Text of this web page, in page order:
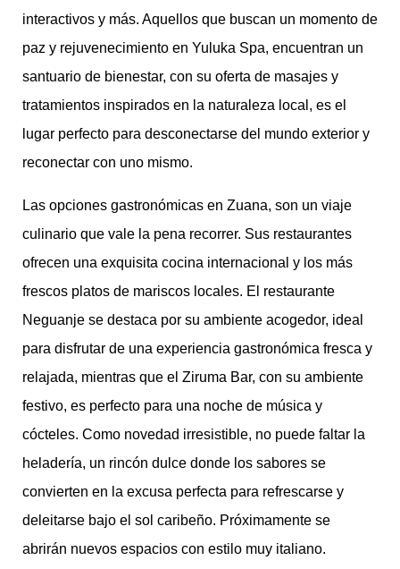
interactivos y más. Aquellos que buscan un momento de
paz y rejuvenecimiento en Yuluka Spa, encuentran un
santuario de bienestar, con su oferta de masajes y
tratamientos inspirados en la naturaleza local, es el
lugar perfecto para desconectarse del mundo exterior y
reconectar con uno mismo.
Las opciones gastronómicas en Zuana, son un viaje
culinario que vale la pena recorrer. Sus restaurantes
ofrecen una exquisita cocina internacional y los más
frescos platos de mariscos locales. El restaurante
Neguanje se destaca por su ambiente acogedor, ideal
para disfrutar de una experiencia gastronómica fresca y
relajada, mientras que el Ziruma Bar, con su ambiente
festivo, es perfecto para una noche de música y
cócteles. Como novedad irresistible, no puede faltar la
heladería, un rincón dulce donde los sabores se
convierten en la excusa perfecta para refrescarse y
deleitarse bajo el sol caribeño. Próximamente se
abrirán nuevos espacios con estilo muy italiano.